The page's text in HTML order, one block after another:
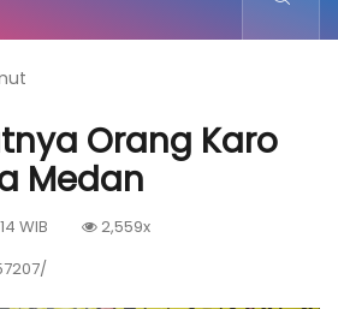
Orang Karo
Medan
WIB
2,559x